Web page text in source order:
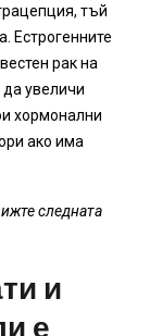
тъй
Естрогенните
рак на
увеличи
хормонални
ако има
следната
и
е